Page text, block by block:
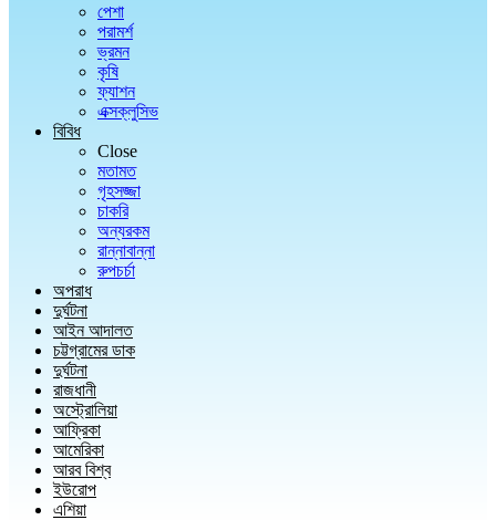
পেশা
পরামর্শ
ভ্রমন
কৃষি
ফ্যাশন
এক্সক্লুসিভ
বিবিধ
Close
মতামত
গৃহসজ্জা
চাকরি
অন্যরকম
রান্নাবান্না
রুপচর্চা
অপরাধ
দুর্ঘটনা
আইন আদালত
চট্টগ্রামের ডাক
দুর্ঘটনা
রাজধানী
অস্ট্রোলিয়া
আফ্রিকা
আমেরিকা
আরব বিশ্ব
ইউরোপ
এশিয়া